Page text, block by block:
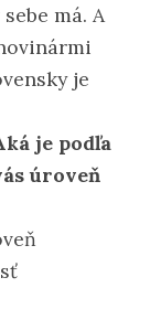
má. A
je
je podľa
úroveň